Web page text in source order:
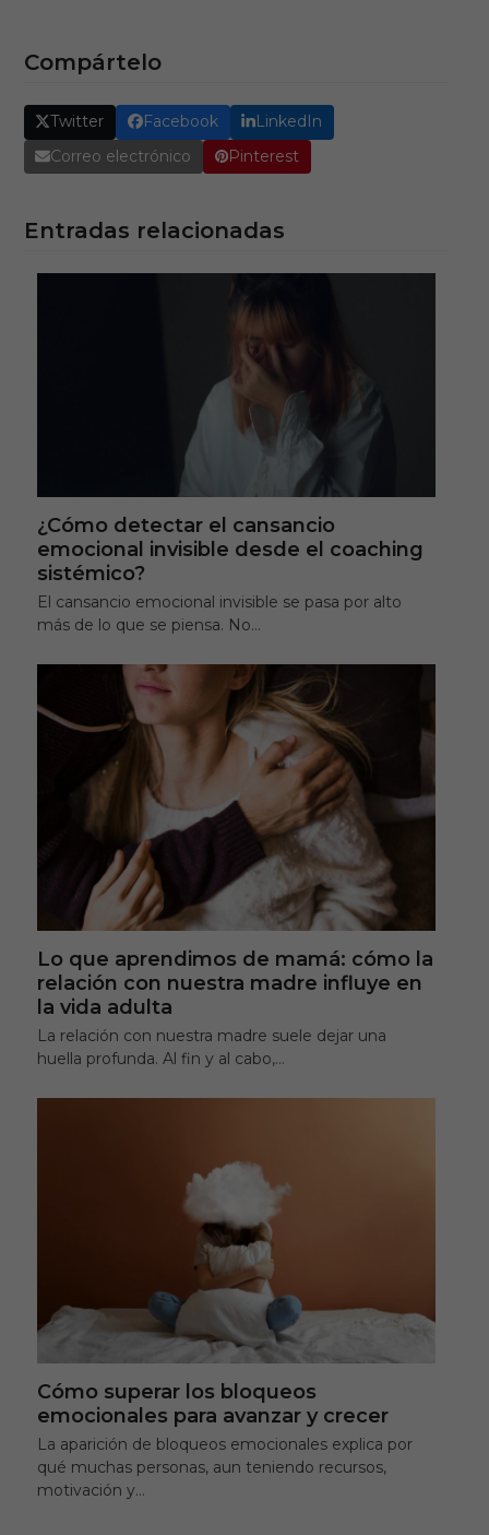
Compártelo
Twitter Facebook
LinkedIn
Correo electrónico
Pinterest
Entradas relacionadas
¿Cómo detectar el cansancio
emocional invisible desde el coaching
sistémico?
El cansancio emocional invisible se pasa por alto
más de lo que se piensa. No…
Lo que aprendimos de mamá: cómo la
relación con nuestra madre influye en
la vida adulta
La relación con nuestra madre suele dejar una
huella profunda. Al fin y al cabo,…
Cómo superar los bloqueos
emocionales para avanzar y crecer
La aparición de bloqueos emocionales explica por
qué muchas personas, aun teniendo recursos,
motivación y…